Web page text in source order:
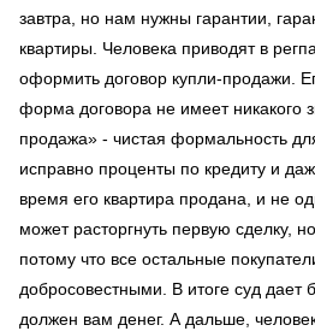
завтра, но нам нужны гарантии,
квартиры. Человека приводят в
оформить договор купли-продажи.
форма договора не имеет никакого
продажа» - чистая формальность
исправно проценты по кредиту и
время его квартира продана, и не
может расторгнуть первую сделку,
потому что все остальные
добросовестными. В итоге суд дает
должен вам денег. А дальше,